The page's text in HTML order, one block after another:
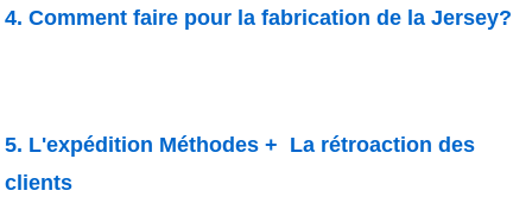
4. Comment faire pour la fabrication de la Jersey?
5. L'expédition Méthodes + La rétroaction des
clients